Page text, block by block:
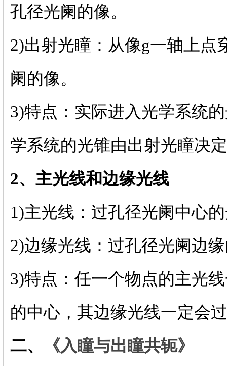
孔径光阑的像。
2)出射光瞳：从像g一轴上点
阑的像。
3)特点：实际进入光学系统
学系统的光锥由出射光瞳决
2、主光线和边缘光线
1)主光线：过孔径光阑中心
2)边缘光线：过孔径光阑边
3)特点：任一个物点的主光
的中心，其边缘光线一定会
二、
《入瞳与出瞳共轭》